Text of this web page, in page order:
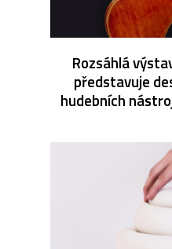
Rozsáhlá
představuje
hudebních